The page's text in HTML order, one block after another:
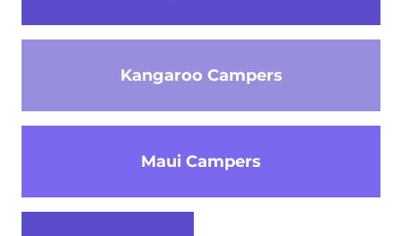
Kangaroo Campers
Maui Campers